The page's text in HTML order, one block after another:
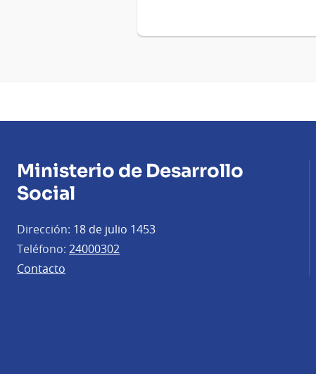
Ministerio de Desarrollo
Social
Dirección: 18 de julio 1453
Teléfono: 24000302
Contacto